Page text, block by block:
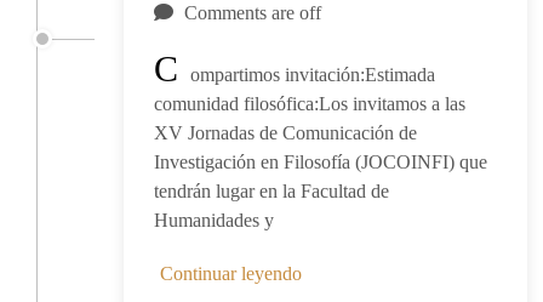
Comments are off
C
ompartimos invitación:Estimada
comunidad filosófica:Los invitamos a las
XV Jornadas de Comunicación de
Investigación en Filosofía (JOCOINFI) que
tendrán lugar en la Facultad de
Humanidades y
Continuar leyendo